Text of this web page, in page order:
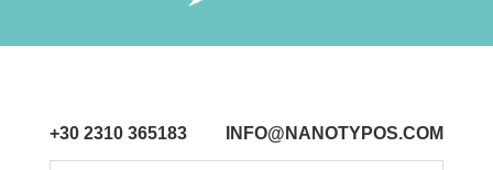
+30 2310 365183 INFO@NANOTYPOS.COM